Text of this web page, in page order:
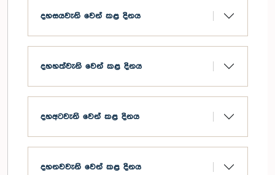
දහසයවැනි වෙන් කළ දිනය
දහහත්වැනි වෙන් කළ දිනය
දහඅටවැනි වෙන් කළ දිනය
දහනවවැනි වෙන් කළ දිනය